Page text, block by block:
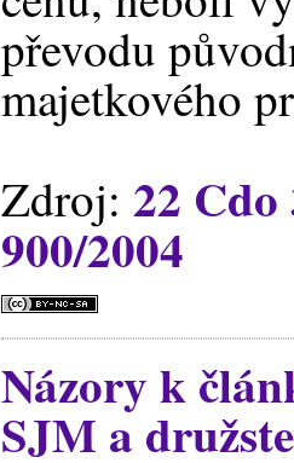
převodu
majetkového
Zdroj:22 Cdo
900/2004
Názory k
SJM a